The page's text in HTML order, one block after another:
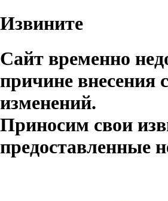
Извините
Сайт временно
причине внесения
изменений.
Приносим свои
предоставленные